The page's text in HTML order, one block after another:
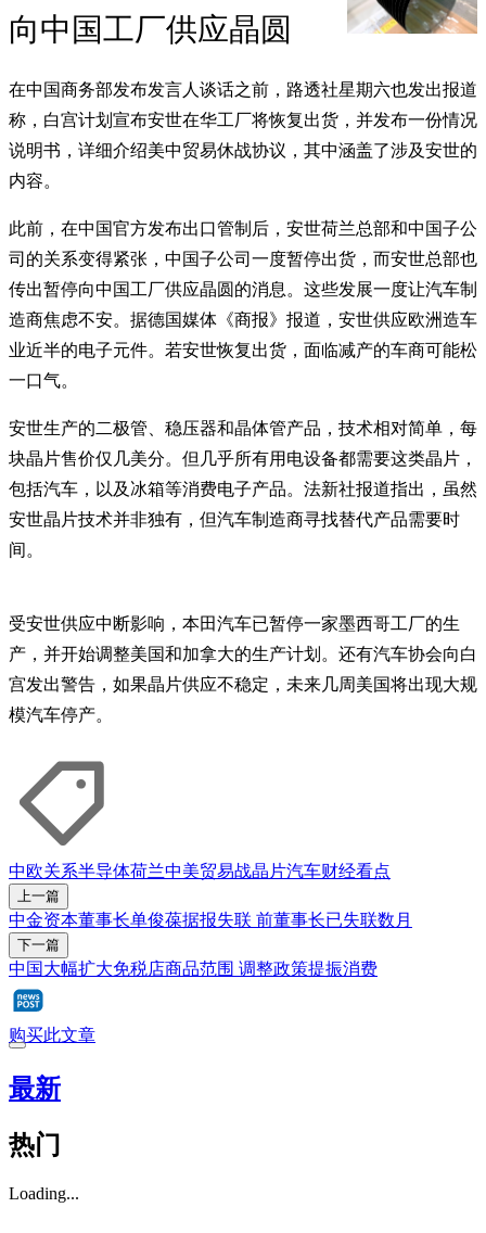
向中国工厂供应晶圆
在中国商务部发布发言人谈话之前，路透社星期六也发出报道
称，白宫计划宣布安世在华工厂将恢复出货，并发布一份情况
说明书，详细介绍美中贸易休战协议，其中涵盖了涉及安世的
内容。
此前，在中国官方发布出口管制后，安世荷兰总部和中国子公
司的关系变得紧张，中国子公司一度暂停出货，而安世总部也
传出暂停向中国工厂供应晶圆的消息。这些发展一度让汽车制
造商焦虑不安。据德国媒体《商报》报道，安世供应欧洲造车
业近半的电子元件。若安世恢复出货，面临减产的车商可能松
一口气。
安世生产的二极管、稳压器和晶体管产品，技术相对简单，每
块晶片售价仅几美分。但几乎所有用电设备都需要这类晶片，
包括汽车，以及冰箱等消费电子产品。法新社报道指出，虽然
安世晶片技术并非独有，但汽车制造商寻找替代产品需要时
间。
受安世供应中断影响，本田汽车已暂停一家墨西哥工厂的生
产，并开始调整美国和加拿大的生产计划。还有汽车协会向白
宫发出警告，如果晶片供应不稳定，未来几周美国将出现大规
模汽车停产。
中欧关系半导体荷兰中美贸易战晶片汽车财经看点
上一篇
中金资本董事长单俊葆据报失联 前董事长已失联数月
下一篇
中国大幅扩大免税店商品范围 调整政策提振消费
购买此文章
最新
热门
Loading...